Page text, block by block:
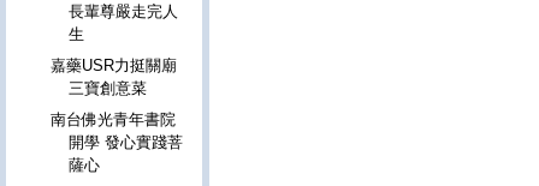
長輩尊嚴走完人
生
嘉藥USR力挺關廟
三寶創意菜
南台佛光青年書院
開學 發心實踐菩
薩心